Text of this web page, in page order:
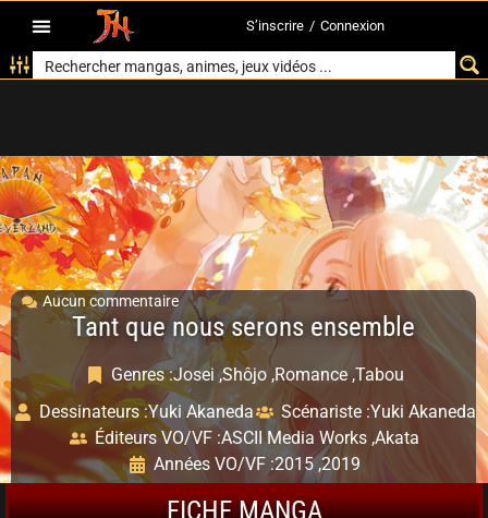
S’inscrire / Connexion
Aucun commentaire
Tant que nous serons ensemble
Genres :Josei ,Shôjo ,Romance ,Tabou
Dessinateurs :Yuki Akaneda Scénariste :Yuki Akaneda
Éditeurs VO/VF :ASCII Media Works ,Akata
Années VO/VF :2015 ,2019
FICHE MANGA